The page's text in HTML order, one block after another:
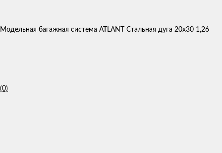
Модельная багажная система ATLANT Стальная дуга 20х30 1,26
(0)